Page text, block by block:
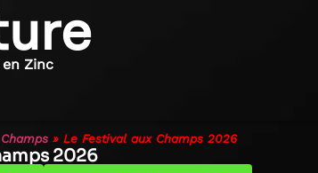
Zinc
» Le Festival aux Champs 2026
2026